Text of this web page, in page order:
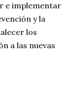
e implementar
y la
los
a las nuevas